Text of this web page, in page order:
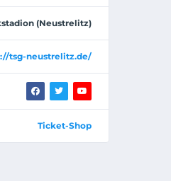
(Neustrelitz)
tsg-neustrelitz.de/
Ticket-Shop